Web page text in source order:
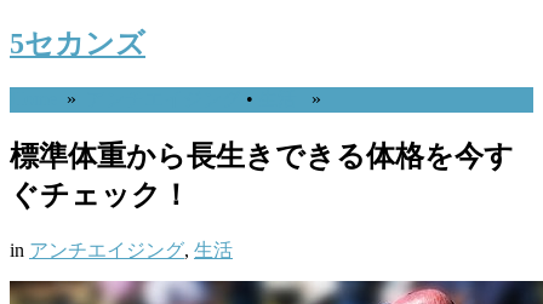
5セカンズ
» • »
標準体重から長生きできる体格を今す
ぐチェック！
in アンチエイジング, 生活